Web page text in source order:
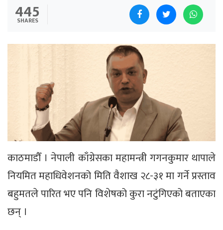
445
SHARES
काठमाडौँ । नेपाली काँग्रेसका महामन्त्री गगनकुमार थापाले
नियमित महाधिवेशनको मिति वैशाख २८-३१ मा गर्ने प्रस्ताव
बहुमतले पारित भए पनि विशेषको कुरा नटुंगिएको बताएका
छन् ।